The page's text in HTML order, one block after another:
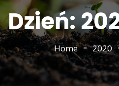
Dzień:
Home 2020